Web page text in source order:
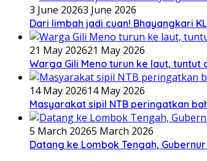
3 June 20263 June 2026
Dari limbah jadi cuan! Bhayangkari
21 May 202621 May 2026
Warga Gili Meno turun ke laut,
14 May 202614 May 2026
Masyarakat sipil NTB peringatkan
5 March 20265 March 2026
Datang ke Lombok Tengah,